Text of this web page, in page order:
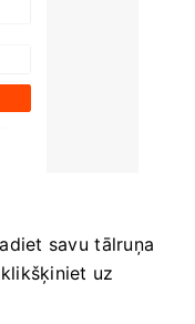
savu tālruņa
uz